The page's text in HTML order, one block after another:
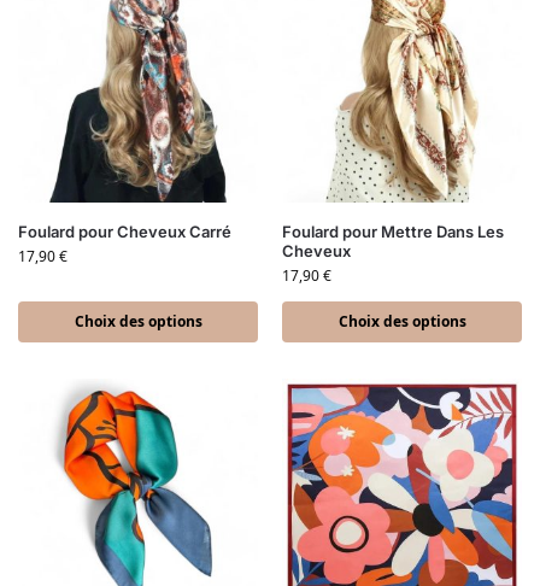
Foulard pour Cheveux Carré
17,90€
Choix des options
Foulard pour Mettre Dans Les
Cheveux
17,90€
Choix des options